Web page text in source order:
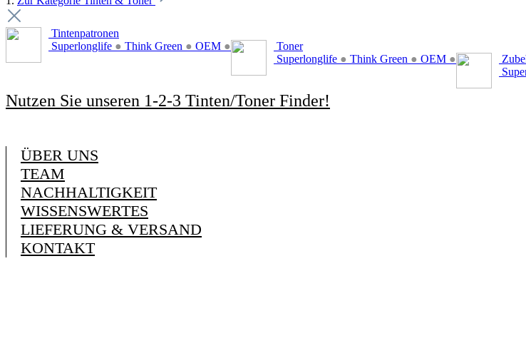
Tintenpatronen
Superlonglife ● Think Green ● OEM ●
Toner
Superlonglife ● Think Green ● OEM ●
Nutzen Sie unseren 1-2-3 Tinten/Toner Finder!
ÜBER UNS
TEAM
NACHHALTIGKEIT
WISSENSWERTES
LIEFERUNG & VERSAND
KONTAKT